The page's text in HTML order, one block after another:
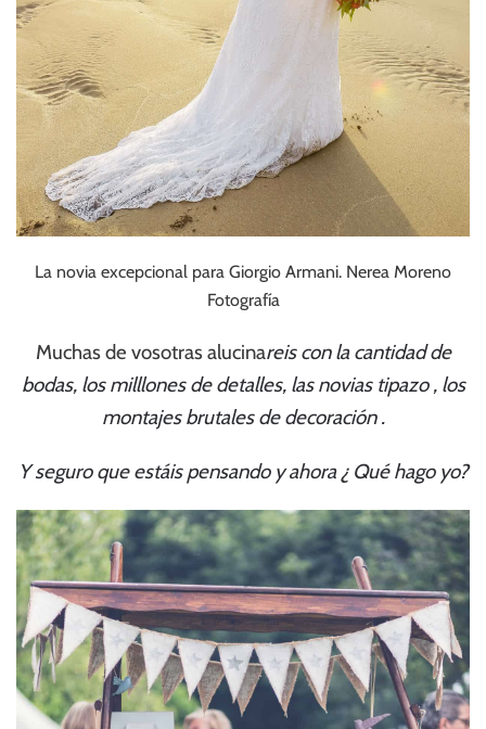
La novia excepcional para Giorgio Armani. Nerea Moreno
Fotografía
Muchas de vosotras alucinareis con la cantidad de
bodas, los milllones de detalles, las novias tipazo , los
montajes brutales de decoración .
Y seguro que estáis pensando y ahora ¿ Qué hago yo?